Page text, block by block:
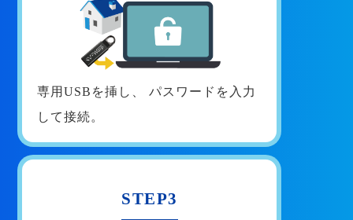
専用USBを挿し、
パスワードを入力
して接続。
STEP3